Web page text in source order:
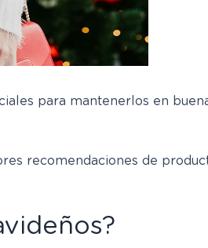
para mantenerlos en
recomendaciones de